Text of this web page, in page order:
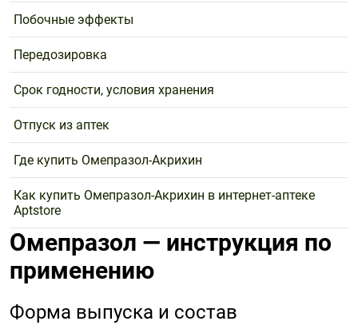
Побочные эффекты
Передозировка
Срок годности, условия хранения
Отпуск из аптек
Где купить Омепразол-Акрихин
Как купить Омепразол-Акрихин в интернет-аптеке
Aptstore
Омепразол — инструкция по
применению
Форма выпуска и состав